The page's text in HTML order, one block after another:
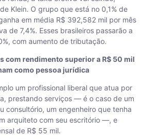
Klein. O grupo que está no 0,1% de
em média R$ 392,582 mil por mês
de 7,4%. Esses brasileiros passarão a
com aumento de tributação.
com rendimento superior a R$ 50 mil
como pessoa jurídica
um profissional liberal que atua por
prestando serviços — é o caso de um
consultório, um engenheiro que tenha
arquiteto com seu escritório —, e
de R$ 55 mil.